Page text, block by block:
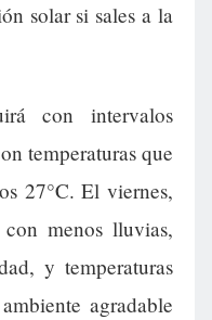
solar si sales a la
con intervalos
temperaturas que
27°C. El viernes,
menos lluvias,
y temperaturas
agradable